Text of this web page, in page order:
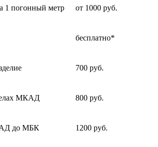
1 погонный метр от 1000 руб.
бесплатно*
700 руб.
МКАД 800 руб.
до МБК 1200 руб.